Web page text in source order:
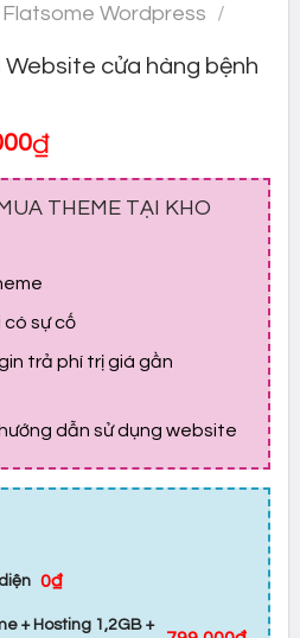
Wordpress /
cửa hàng bệnh
₫Giá
là:
THEME TẠI KHO
có sự cố
trả phí trị giá gần
dẫn sử dụng website
0₫
+ Hosting 1,2GB +